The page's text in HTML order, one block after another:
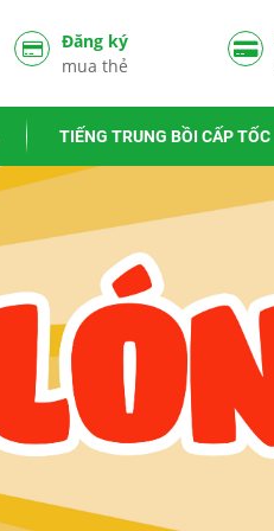
Đăng ký
mua thẻ
TIẾNG TRUNG BỒI CẤP TỐC